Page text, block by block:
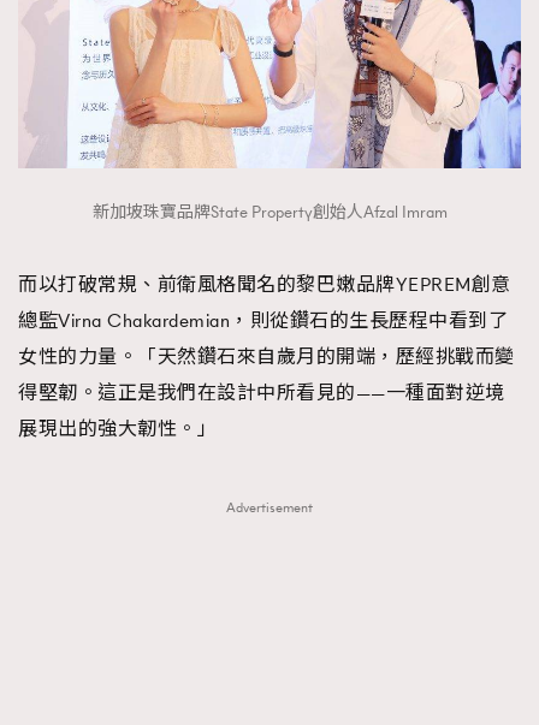
新加坡珠寶品牌State Property創始人Afzal Imram
而以打破常規、前衛風格聞名的黎巴嫩品牌YEPREM創意
總監Virna Chakardemian，則從鑽石的生長歷程中看到了
女性的力量。「天然鑽石來自歲月的開端，歷經挑戰而變
得堅韌。這正是我們在設計中所看見的——一種面對逆境
展現出的強大韌性。」
Advertisement